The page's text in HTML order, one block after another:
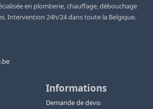
en plomberie, chauffage, débouchage
Intervention 24h/24 dans toute la Belgique.
Informations
Demande de devis